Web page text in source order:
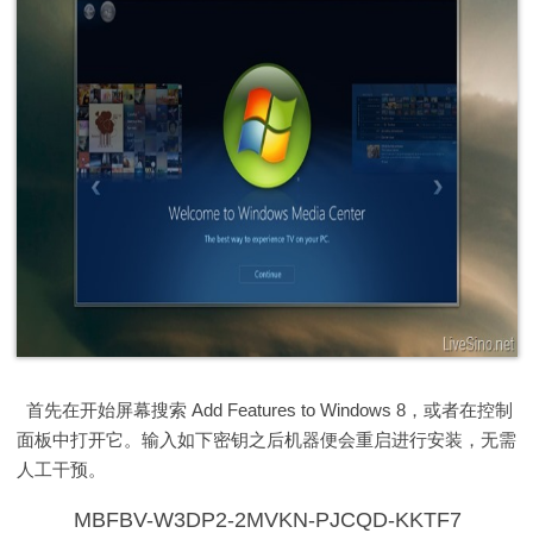
首先在开始屏幕搜索 Add Features to Windows 8，或者在控制
面板中打开它。输入如下密钥之后机器便会重启进行安装，无需
人工干预。
MBFBV-W3DP2-2MVKN-PJCQD-KKTF7